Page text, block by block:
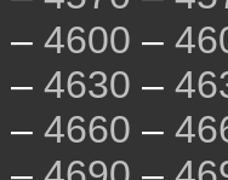
– 4600 –
– 4630 –
– 4660 –